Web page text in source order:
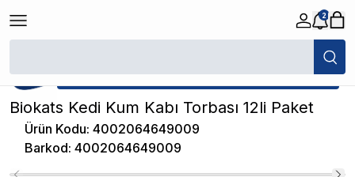
2
/
★ Atakan Petshop, Biokats yetkili satıcısıdır.
Biokats Kedi Kum Kabı Torbası 12li Paket
Ürün Kodu: 4002064649009
Barkod: 4002064649009